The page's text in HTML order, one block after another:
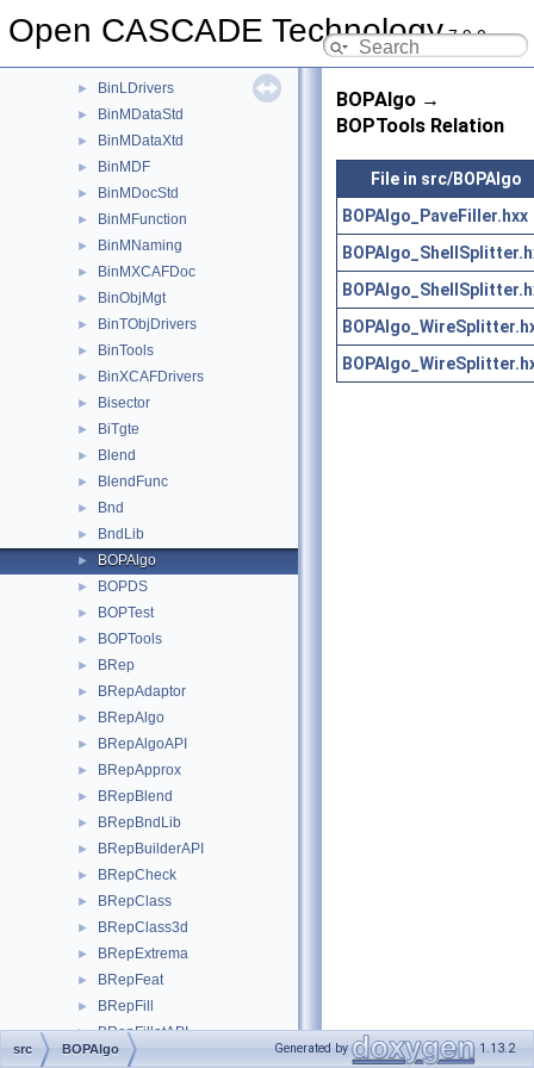
Open CASCADE Technology7.9.0
Aspect
► BinLDrivers
► BinMDataStd
► BinMDataXtd
► BinMDF
► BinMDocStd
► BinMFunction
► BinMNaming
► BinMXCAFDoc
► BinObjMgt
► BinTObjDrivers
► BinTools
► BinXCAFDrivers
► Bisector
► BiTgte
► Blend
► BlendFunc
► Bnd
► BndLib
► BOPAlgo
► BOPDS
► BOPTest
► BOPTools
► BRep
► BRepAdaptor
► BRepAlgo
► BRepAlgoAPI
► BRepApprox
► BRepBlend
► BRepBndLib
► BRepBuilderAPI
► BRepCheck
► BRepClass
► BRepClass3d
► BRepExtrema
► BRepFeat
► BRepFill
► BRepFilletAPI
► BRepGProp
BOPAlgo →
BOPTools Relation
File in src/BOPAlgo
BOPAlgo_PaveFiller.hxx
src BOPAlgo Generated by 1.13.2